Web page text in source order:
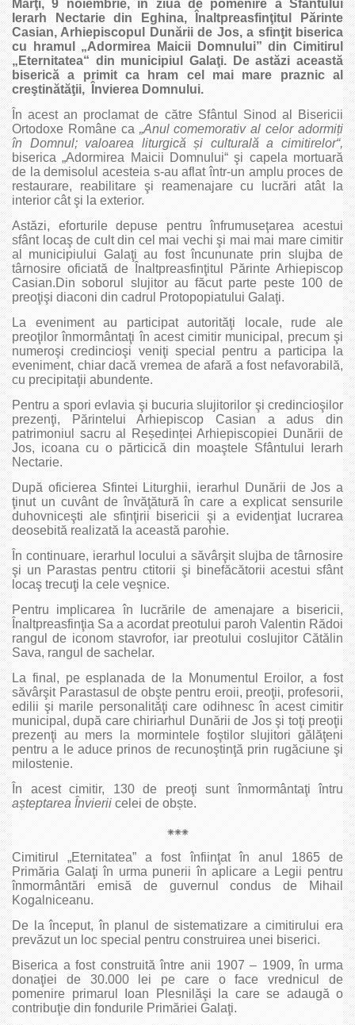
Marţi, 9 noiembrie, în ziua de pomenire a Sfântului
Ierarh Nectarie din Eghina, Înaltpreasfinţitul Părinte
Casian, Arhiepiscopul Dunării de Jos, a sfinţit biserica
cu hramul „Adormirea Maicii Domnului” din Cimitirul
„Eternitatea“ din municipiul Galaţi. De astăzi această
biserică a primit ca hram cel mai mare praznic al
creştinătăţii, Învierea Domnului.
În acest an proclamat de către Sfântul Sinod al Bisericii
Ortodoxe Române ca „Anul comemorativ al celor ador­miți
în Domnul; valoarea liturgică și culturală a cimitirelor“,
biserica „Adormirea Maicii Domnului“ şi capela mortuară
de la demisolul acesteia s-au aflat într-un amplu proces de
restaurare, reabilitare şi reamenajare cu lucrări atât la
interior cât şi la exterior.
Astăzi, eforturile depuse pentru înfrumuseţarea acestui
sfânt locaş de cult din cel mai vechi şi mai mai mare cimitir
al municipiului Galaţi au fost încununate prin slujba de
târnosire oficiată de Înaltpreasfinţitul Părinte Arhiepiscop
Casian.Din soborul slujitor au făcut parte peste 100 de
preoţişi diaconi din cadrul Protopopiatului Galaţi.
La eveniment au participat autorităţi locale, rude ale
preoţilor înmormântaţi în acest cimitir municipal, precum şi
numeroşi credincioşi veniţi special pentru a participa la
eveniment, chiar dacă vremea de afară a fost nefavorabilă,
cu precipitaţii abundente.
Pentru a spori evlavia şi bucuria slujitorilor şi credincioşilor
prezenţi, Părintelui Arhiepiscop Casian a adus din
patrimoniul sacru al Reședinței Arhiepiscopiei Dunării de
Jos, icoana cu o părticică din moaştele Sfântului Ierarh
Nectarie.
După oficierea Sfintei Liturghii, ierarhul Dunării de Jos a
ţinut un cuvânt de învăţătură în care a explicat sensurile
duhovniceşti ale sfinţirii bisericii şi a evidenţiat lucrarea
deosebită realizată la această parohie.
În continuare, ierarhul locului a săvârşit slujba de târnosire
şi un Parastas pentru ctitorii şi binefăcătorii acestui sfânt
locaş trecuţi la cele veşnice.
Pentru implicarea în lucrările de amenajare a bisericii,
Înaltpreasfinţia Sa a acordat preotului paroh Valentin Rădoi
rangul de iconom stavrofor, iar preotului coslujitor Cătălin
Sava, rangul de sachelar.
La final, pe esplanada de la Monumentul Eroilor, a fost
săvârşit Parastasul de obşte pentru eroii, preoţii, profesorii,
edilii şi marile personalităţi care odihnesc în acest cimitir
municipal, după care chiriarhul Dunării de Jos şi toţi preoţii
prezenţi au mers la mormintele foştilor slujitori gălăţeni
pentru a le aduce prinos de recunoştinţă prin rugăciune şi
milostenie.
În acest cimitir, 130 de preoţi sunt înmormântaţi întru
așteptarea Învierii celei de obște.
⁕⁕⁕
Cimitirul „Eternitatea” a fost înfiinţat în anul 1865 de
Primăria Galaţi în urma punerii în aplicare a Legii pentru
înmormântări emisă de guvernul condus de Mihail
Kogalniceanu.
De la început, în planul de sistematizare a cimitirului era
prevăzut un loc special pentru construirea unei biserici.
Biserica a fost construită între anii 1907 – 1909, în urma
donaţiei de 30.000 lei pe care o face vrednicul de
pomenire primarul Ioan Plesnilăşi la care se adaugă o
contribuţie din fondurile Primăriei Galaţi.